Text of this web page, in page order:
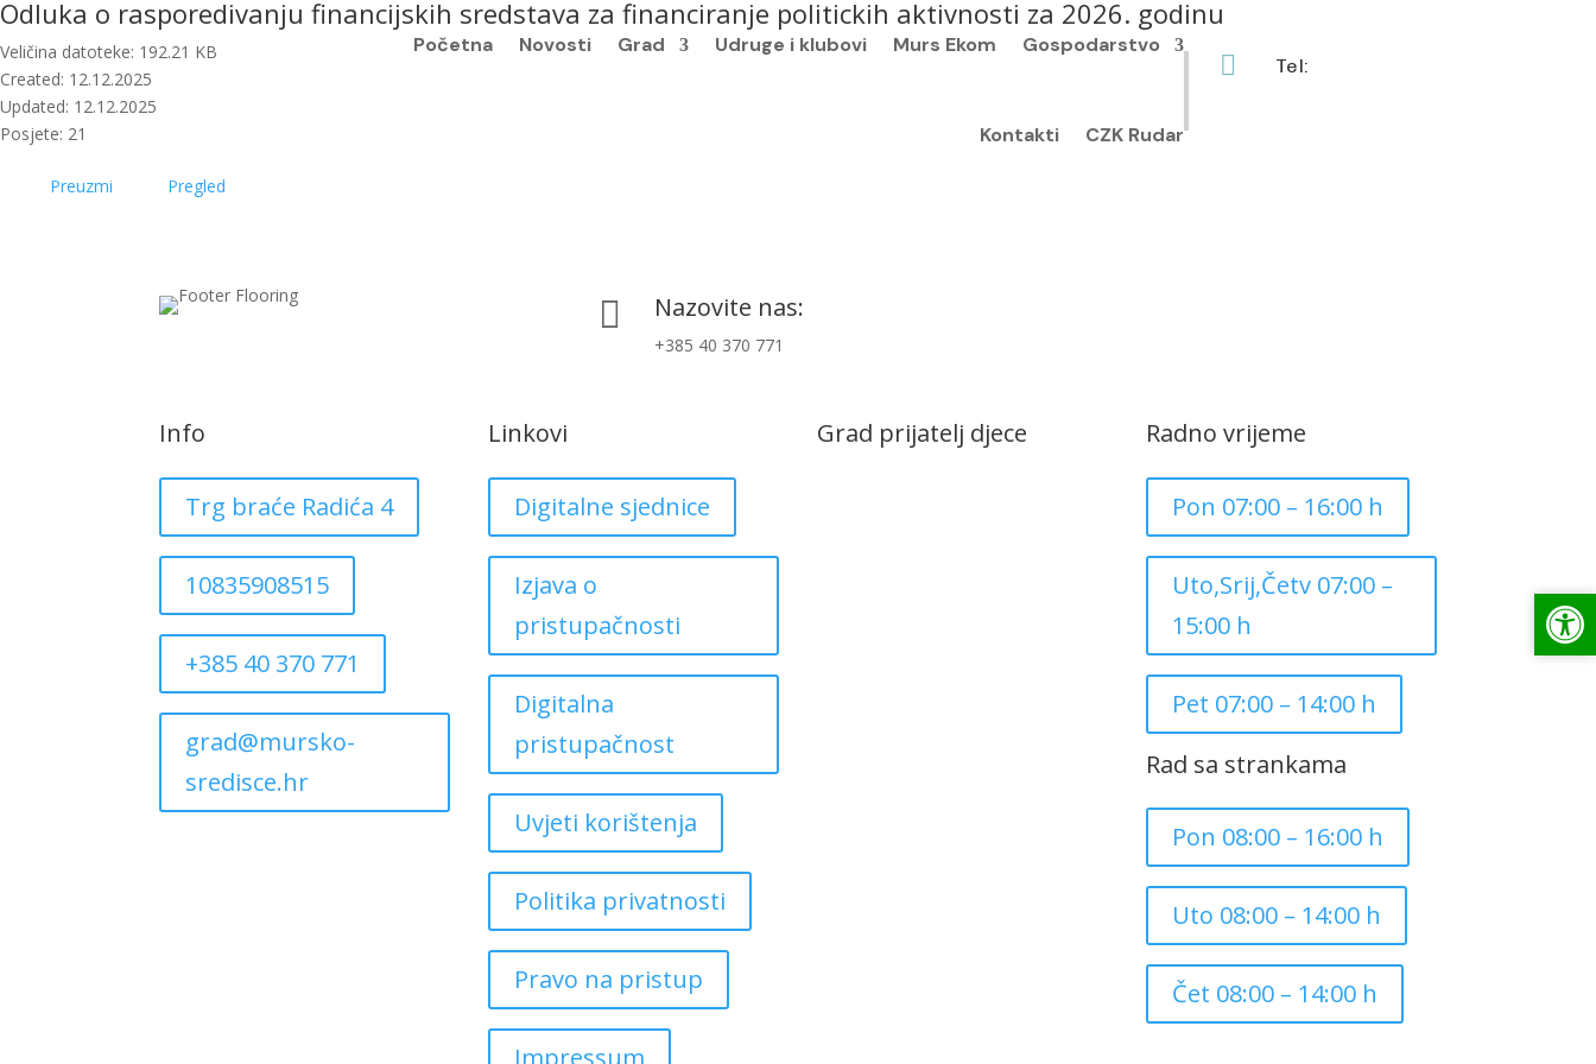
Početna Novosti Grad Udruge i klubovi Murs Ekom Gospodarstvo
Kontakti CZK Rudar
 Tel:
Odluka o rasporedivanju financijskih sredstava za financiranje politickih aktivnosti za 2026. godinu
Veličina datoteke: 192.21 KB
Created: 12.12.2025
Updated: 12.12.2025
Posjete: 21
Preuzmi Pregled
 Nazovite nas:
+385 40 370 771
Info
Trg braće Radića 4
10835908515
+385 40 370 771
grad@mursko-
sredisce.hr
Linkovi
Digitalne sjednice
Izjava o
pristupačnosti
Digitalna
pristupačnost
Uvjeti korištenja
Politika privatnosti
Pravo na pristup
Grad prijatelj djece Radno vrijeme
Pon 07:00 – 16:00 h
Uto,Srij,Četv 07:00 –
15:00 h
Pet 07:00 – 14:00 h
Rad sa strankama
Pon 08:00 – 16:00 h
Uto 08:00 – 14:00 h
Čet 08:00 – 14:00 h